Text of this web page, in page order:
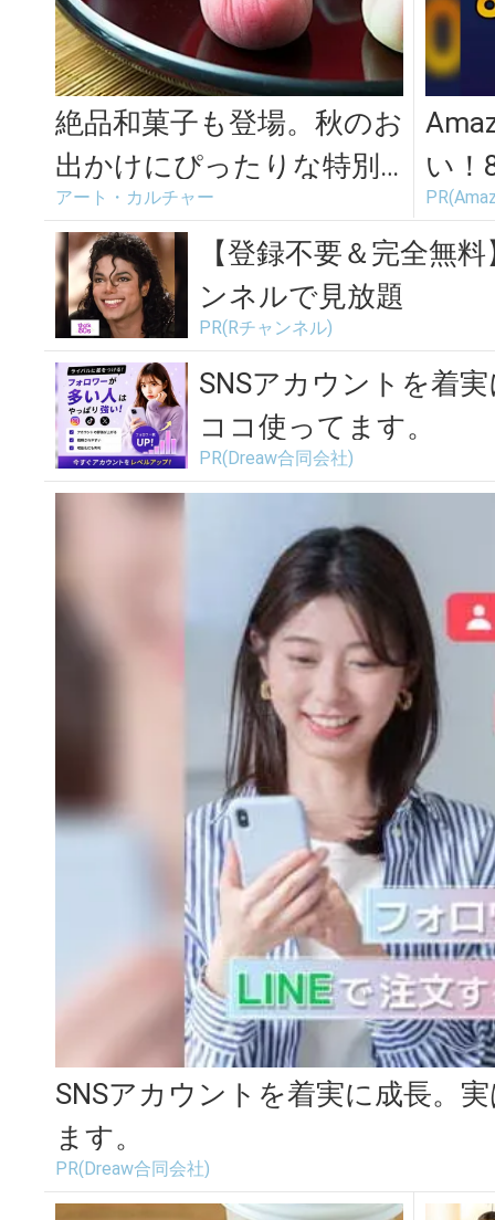
絶品和菓子も登場。秋のお
出かけにぴったりな特別
イベント「銀座で触れ
る、茶の湯の心...
アート・カルチャー
い！
場
【登録不要＆完全無
ンネルで見放題
PR(Rチャンネル)
SNSアカウントを着
ココ使ってます。
PR(Dreaw合同会社)
SNSアカウントを着実に成長。
ます。
PR(Dreaw合同会社)